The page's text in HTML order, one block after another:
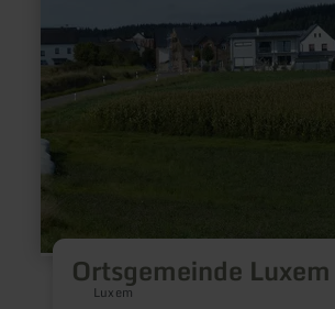
Ortsgemeinde Luxem
Luxem